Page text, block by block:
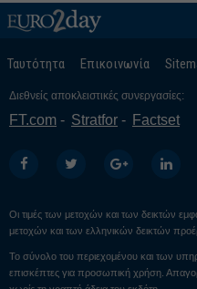
Ταυτότητα Επικοινωνία
Διεθνείς αποκλειστικές συνεργασίες:
FT.com Stratfor Factset
Οι τιμές των μετοχών και των δεικτών
μετοχών και των ελληνικών δεικτών
Το σύνολο του περιεχομένου και των
επισκέπτες για προσωπική χρήση.